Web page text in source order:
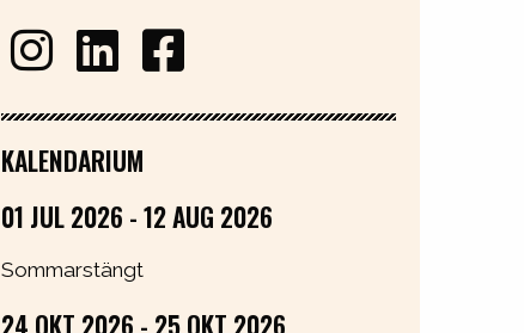
KALENDARIUM
01 JUL 2026 - 12 AUG 2026
Sommarstängt
24 OKT 2026 - 25 OKT 2026